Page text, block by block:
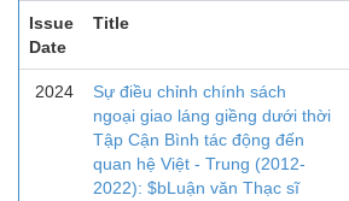
Issue
Date
Title
2024
Sự điều chỉnh chính sách
ngoại giao láng giềng dưới thời
Tập Cận Bình tác động đến
quan hệ Việt - Trung (2012-
2022): $bLuận văn Thạc sĩ